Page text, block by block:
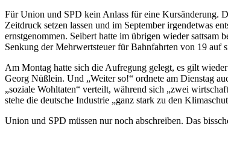
Für Union und SPD kein Anlass für eine Kursänderung.
Zeitdruck setzen lassen und im September irgendetwas
ernstgenommen. Seibert hatte im übrigen wieder sattsam
Senkung der Mehrwertsteuer für Bahnfahrten von 19 auf
Am Montag hatte sich die Aufregung gelegt, es gilt
Georg Nüßlein. Und „Weiter so!“ ordnete am Dienstag
„soziale Wohltaten“ verteilt, während sich „zwei
stehe die deutsche Industrie „ganz stark zu den
Union und SPD müssen nur noch abschreiben. Das